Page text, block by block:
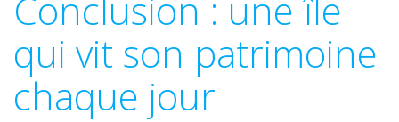
Conclusion : une île
qui vit son patrimoine
chaque jour